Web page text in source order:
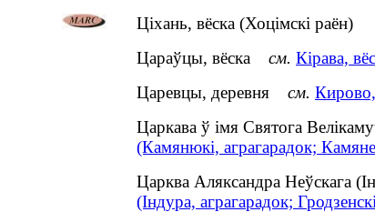
Ціхань, вёска (Хоцімскі раён)
Цараўцы, вёска см. Кірава,
Царевцы, деревня см.
Царкава ў імя Святога
(Камянюкі, аграгарадок;
Царква Аляксандра Неўскага
(Індура, аграгарадок;